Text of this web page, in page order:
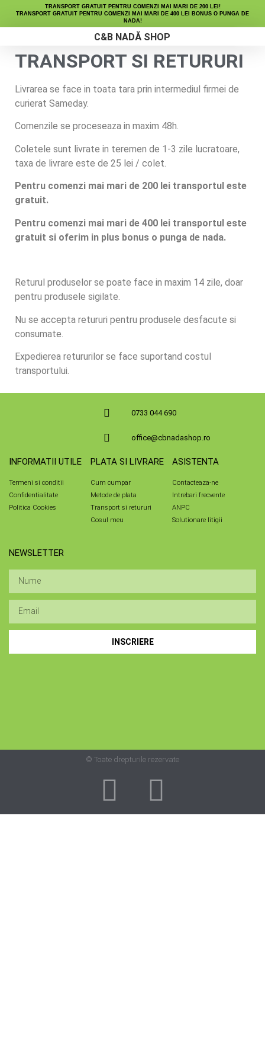
TRANSPORT GRATUIT PENTRU COMENZI MAI MARI DE 200 LEI!
TRANSPORT GRATUIT PENTRU COMENZI MAI MARI DE 400 LEI BONUS O PUNGA DE
NADA!
C&B NADĂ SHOP
TRANSPORT SI RETURURI
Livrarea se face in toata tara prin intermediul firmei de
curierat Sameday.
Comenzile se proceseaza in maxim 48h.
Coletele sunt livrate in teremen de 1-3 zile lucratoare,
taxa de livrare este de 25 lei / colet.
Pentru comenzi mai mari de 200 lei transportul este
gratuit.
Pentru comenzi mai mari de 400 lei transportul este
gratuit si oferim in plus bonus o punga de nada.
Returul produselor se poate face in maxim 14 zile, doar
pentru produsele sigilate.
Nu se accepta retururi pentru produsele desfacute si
consumate.
Expedierea retururilor se face suportand costul
transportului.
0733 044 690
office@cbnadashop.ro
INFORMATII UTILE
Termeni si conditii
Confidentialitate
Politica Cookies
PLATA SI LIVRARE
Cum cumpar
Metode de plata
Transport si retururi
Cosul meu
ASISTENTA
Contacteaza-ne
Intrebari frecvente
ANPC
Solutionare litigii
NEWSLETTER
INSCRIERE
© Toate drepturile rezervate